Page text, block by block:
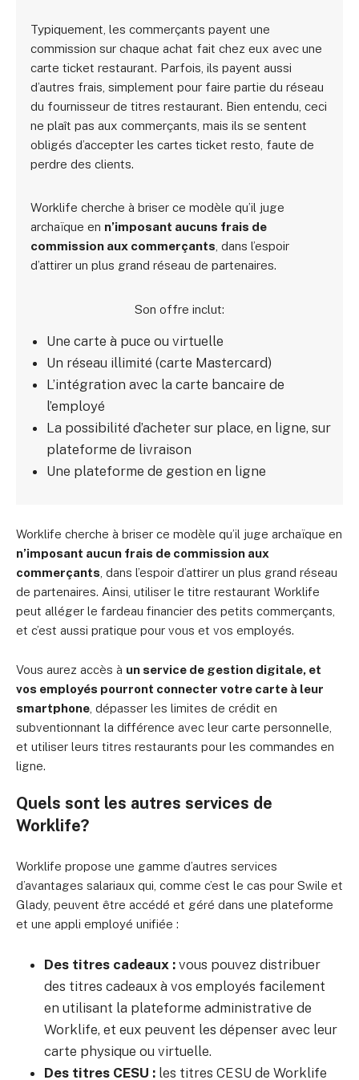
Typiquement, les commerçants payent une
commission sur chaque achat fait chez eux avec une
carte ticket restaurant. Parfois, ils payent aussi
d’autres frais, simplement pour faire partie du réseau
du fournisseur de titres restaurant. Bien entendu, ceci
ne plaît pas aux commerçants, mais ils se sentent
obligés d’accepter les cartes ticket resto, faute de
perdre des clients.
Worklife cherche à briser ce modèle qu’il juge
archaïque en n’imposant aucuns frais de
commission aux commerçants , dans l’espoir
d’attirer un plus grand réseau de partenaires.
Son offre inclut:
Une carte à puce ou virtuelle
Un réseau illimité (carte Mastercard)
L’intégration avec la carte bancaire de
l’employé
La possibilité d’acheter sur place, en ligne, sur
plateforme de livraison
Une plateforme de gestion en ligne
Worklife cherche à briser ce modèle qu’il juge archaïque en
n’imposant aucun frais de commission aux
commerçants , dans l’espoir d’attirer un plus grand réseau
de partenaires. Ainsi, utiliser le titre restaurant Worklife
peut alléger le fardeau financier des petits commerçants,
et c’est aussi pratique pour vous et vos employés.
Vous aurez accès à un service de gestion digitale, et
vos employés pourront connecter votre carte à leur
smartphone , dépasser les limites de crédit en
subventionnant la différence avec leur carte personnelle,
et utiliser leurs titres restaurants pour les commandes en
ligne.
Quels sont les autres services de
Worklife?
Worklife propose une gamme d’autres services
d’avantages salariaux qui, comme c’est le cas pour Swile et
Glady, peuvent être accédé et géré dans une plateforme
et une appli employé unifiée :
Des titres cadeaux : vous pouvez distribuer
des titres cadeaux à vos employés facilement
en utilisant la plateforme administrative de
Worklife, et eux peuvent les dépenser avec leur
carte physique ou virtuelle.
Des titres CESU : les titres CESU de Worklife